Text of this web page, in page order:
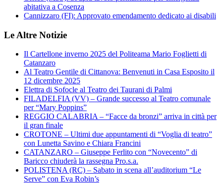
abitativa a Cosenza
Cannizzaro (FI): Approvato emendamento dedicato ai disabili
Le Altre Notizie
Il Cartellone inverno 2025 del Politeama Mario Foglietti di
Catanzaro
Al Teatro Gentile di Cittanova: Benvenuti in Casa Esposito il
12 dicembre 2025
Elettra di Sofocle al Teatro dei Taurani di Palmi
FILADELFIA (VV) – Grande successo al Teatro comunale
per “Mary Poppins”
REGGIO CALABRIA – “Facce da bronzi” arriva in città per
il gran finale
CROTONE – Ultimi due appuntamenti di “Voglia di teatro”
con Lunetta Savino e Chiara Francini
CATANZARO – Giuseppe Ferlito con “Novecento” di
Baricco chiuderà la rassegna Pro.s.a.
POLISTENA (RC) – Sabato in scena all’auditorium “Le
Serve” con Eva Robin’s